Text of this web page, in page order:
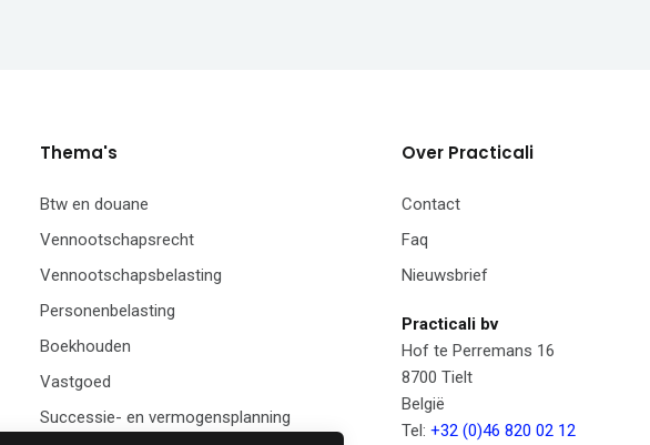
Thema's
Btw en douane
Vennootschapsrecht
Vennootschapsbelasting
Personenbelasting
Boekhouden
Vastgoed
Successie- en vermogensplanning
Over Practicali
Contact
Faq
Nieuwsbrief
Practicali bv
Hof te Perremans 16
8700 Tielt
België
Tel: +32 (0)46 820 02 12